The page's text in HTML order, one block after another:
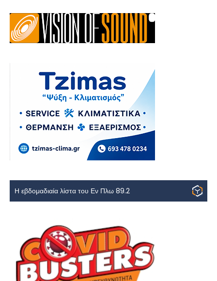
Η εβδομαδιαία λίστα του Εν Πλω 89.2